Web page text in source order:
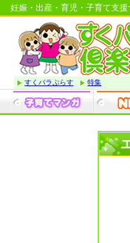
妊娠・出産・育児・子育て支
すくパラぷらす 特集